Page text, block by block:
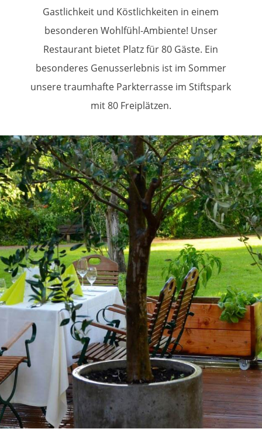
Gastlichkeit und Köstlichkeiten in einem
besonderen Wohlfühl-Ambiente! Unser
Restaurant bietet Platz für 80 Gäste. Ein
besonderes Genusserlebnis ist im Sommer
unsere traumhafte Parkterrasse im Stiftspark
mit 80 Freiplätzen.